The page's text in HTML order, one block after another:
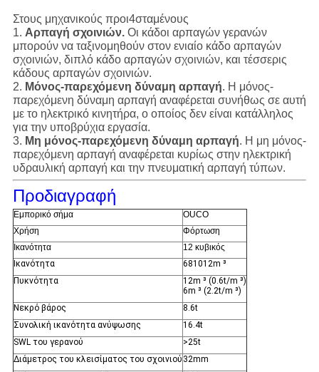
Στους μηχανικούς προι4σταμένους
1. Αρπαγή σχοινιών.Οι κάδοι αρπαγών γερανών
μπορούν να ταξινομηθούν στον ενιαίο κάδο αρπαγών
σχοινιών, διπλό κάδο αρπαγών σχοινιών, και τέσσερις
κάδους αρπαγών σχοινιών.
2. Μόνος-παρεχόμενη δύναμη αρπαγή. Η μόνος-
παρεχόμενη δύναμη αρπαγή αναφέρεται συνήθως σε αυτή
με το ηλεκτρικό κινητήρα, ο οποίος δεν είναι κατάλληλος
για την υποβρύχια εργασία.
3. Μη μόνος-παρεχόμενη δύναμη αρπαγή. Η μη μόνος-
παρεχόμενη αρπαγή αναφέρεται κυρίως στην ηλεκτρική
υδραυλική αρπαγή και την πνευματική αρπαγή τύπων.
Προδιαγραφή
Εμπορικό σήμα
OUCO
Χρήση
Φόρτωση
Ικανότητα
12 κυβικός
Ικανότητα
681012m ³
Πυκνότητα
12m ³ (0.6t/m ³)
6m ³ (2.2t/m ³)
Νεκρό βάρος
8.6t
Συνολική ικανότητα ανύψωσης
16.4t
SWL του γερανού
>25t
Διάμετρος του κλεισίματος του σχοινιού 32mm